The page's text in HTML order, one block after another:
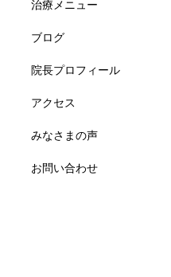
治療メニュー
ブログ
院長プロフィール
アクセス
みなさまの声
お問い合わせ